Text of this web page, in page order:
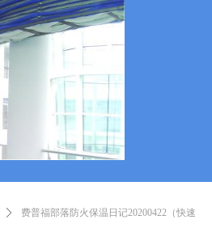
ꄲ 费普福部落防火保温日记20200422（快速